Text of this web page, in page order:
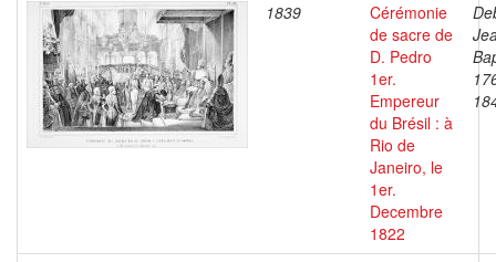
1839
Cérémonie
de sacre de
D. Pedro
1er.
Empereur
du Brésil : à
Rio de
Janeiro, le
1er.
Decembre
1822